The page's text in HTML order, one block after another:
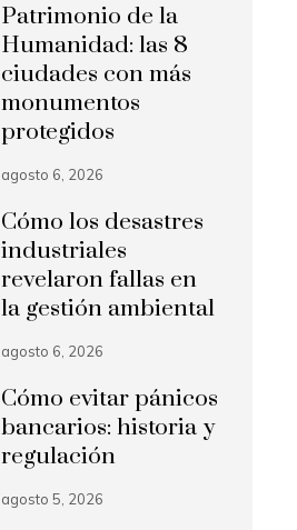
Patrimonio de la
Humanidad: las 8
ciudades con más
monumentos
protegidos
agosto 6, 2026
Cómo los desastres
industriales
revelaron fallas en
la gestión ambiental
agosto 6, 2026
Cómo evitar pánicos
bancarios: historia y
regulación
agosto 5, 2026